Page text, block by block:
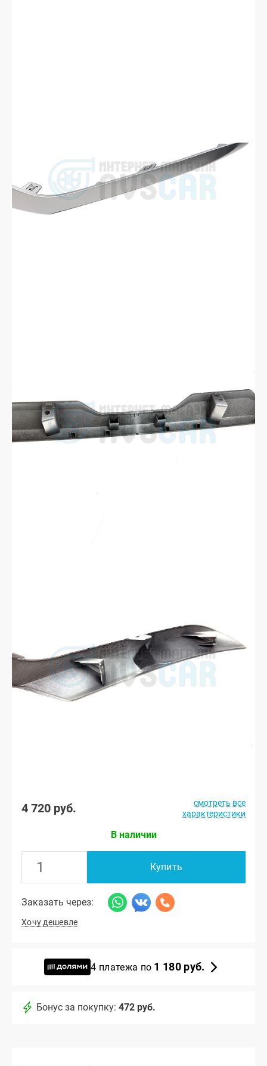
4 720 руб.
смотреть все
характеристики
В наличии
Купить
Заказать через:
Хочу дешевле
4 платежа по 1 180 руб.
Бонус за покупку: 472 руб.